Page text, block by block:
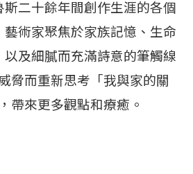
二十餘年間創作生涯的各個
藝術家聚焦於家族記憶、生命
及細膩而充滿詩意的筆觸線
脅而重新思考「我與家的關
帶來更多觀點和療癒。